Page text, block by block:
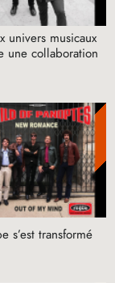
univers musicaux
une collaboration
s’est transformé